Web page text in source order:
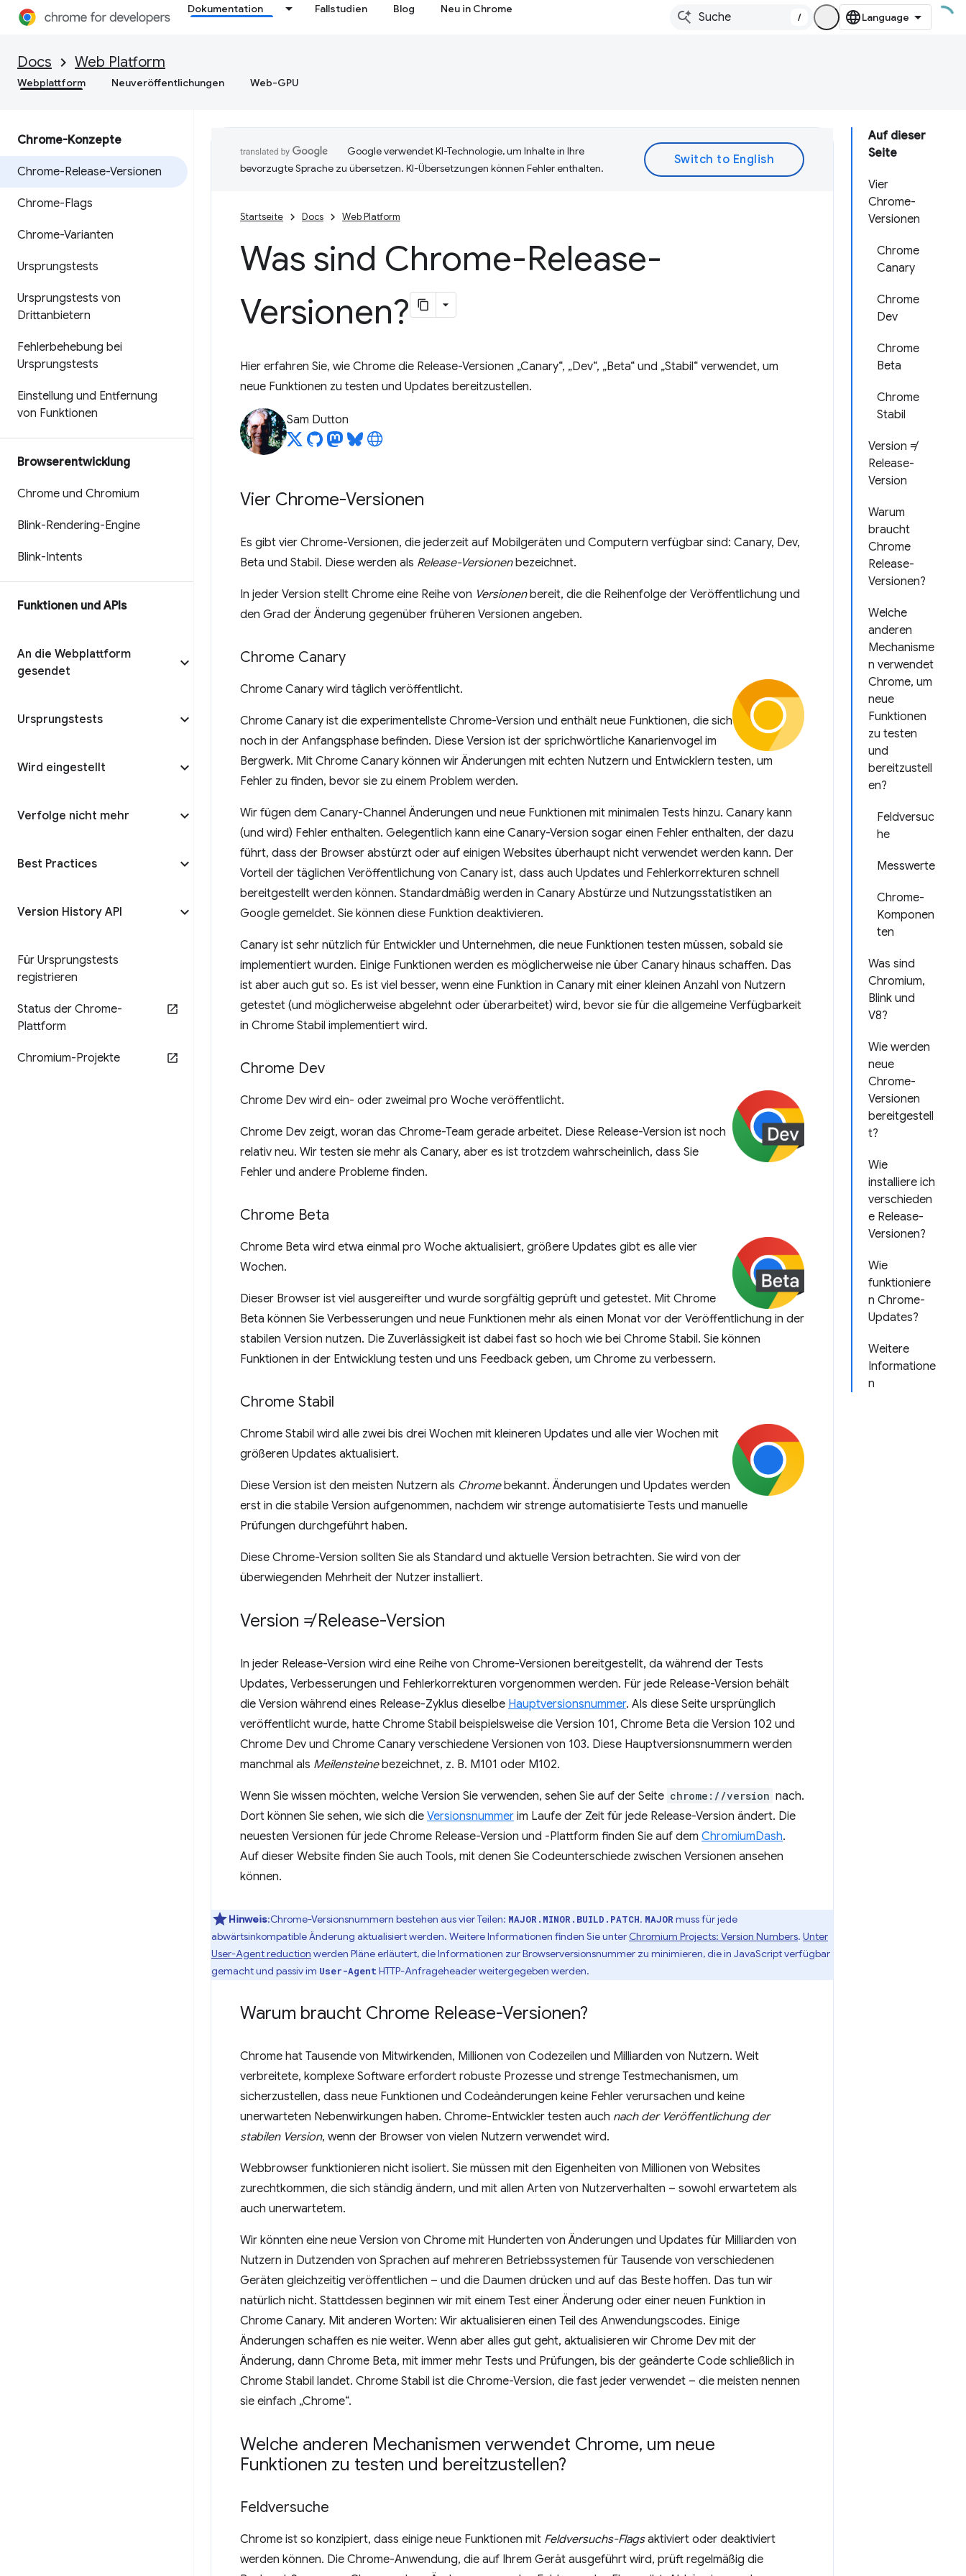
Dokumentation Fallstudien Blog Neu in Chrome
/
Docs Web Platform
Webplattform Neuveröffentlichungen Web-GPU
Chrome-Konzepte
Chrome-Release-Versionen
Chrome-Flags
Chrome-Varianten
Ursprungstests
Ursprungstests von
Drittanbietern
Fehlerbehebung bei
Ursprungstests
Einstellung und Entfernung
von Funktionen
Browserentwicklung
Chrome und Chromium
Blink-Rendering-Engine
Blink-Intents
Funktionen und APIs
An die Webplattform
gesendet
Ursprungstests
Wird eingestellt
Verfolge nicht mehr
Best Practices
Version History API
Für Ursprungstests
registrieren
Status der Chrome-
Plattform
Chromium-Projekte
Auf dieser
Seite
Vier
Chrome-
Versionen
Chrome
Canary
Chrome
Dev
Chrome
Beta
Chrome
Stabil
Version ≠
Release-
Version
Warum
braucht
Chrome
Release-
Versionen?
Welche
anderen
Mechanisme
n verwendet
Chrome, um
neue
Funktionen
zu testen
und
bereitzustell
en?
Feldversuc
he
Messwerte
Chrome-
Komponen
ten
Was sind
Chromium,
Blink und
V8?
Wie werden
neue
Chrome-
Versionen
bereitgestell
t?
Wie
installiere ich
verschieden
e Release-
Versionen?
Wie
funktioniere
n Chrome-
Updates?
Weitere
Informatione
n
Google verwendet KI-Technologie, um Inhalte in Ihre
bevorzugte Sprache zu übersetzen. KI-Übersetzungen können Fehler enthalten.
Startseite Docs Web Platform
Was sind Chrome-Release-
Versionen?
Hier erfahren Sie, wie Chrome die Release-Versionen „Canary“, „Dev“, „Beta“ und „Stabil“ verwendet, um
neue Funktionen zu testen und Updates bereitzustellen.
Sam Dutton
Vier Chrome-Versionen
Es gibt vier Chrome-Versionen, die jederzeit auf Mobilgeräten und Computern verfügbar sind: Canary, Dev,
Beta und Stabil. Diese werden als Release-Versionenbezeichnet.
In jeder Version stellt Chrome eine Reihe von Versionenbereit, die die Reihenfolge der Veröffentlichung und
den Grad der Änderung gegenüber früheren Versionen angeben.
Chrome Canary
Chrome Canary wird täglich veröffentlicht.
Chrome Canary ist die experimentellste Chrome-Version und enthält neue Funktionen, die sich
noch in der Anfangsphase befinden. Diese Version ist der sprichwörtliche Kanarienvogel im
Bergwerk. Mit Chrome Canary können wir Änderungen mit echten Nutzern und Entwicklern testen, um
Fehler zu finden, bevor sie zu einem Problem werden.
Wir fügen dem Canary-Channel Änderungen und neue Funktionen mit minimalen Tests hinzu. Canary kann
(und wird) Fehler enthalten. Gelegentlich kann eine Canary-Version sogar einen Fehler enthalten, der dazu
führt, dass der Browser abstürzt oder auf einigen Websites überhaupt nicht verwendet werden kann. Der
Vorteil der täglichen Veröffentlichung von Canary ist, dass auch Updates und Fehlerkorrekturen schnell
bereitgestellt werden können. Standardmäßig werden in Canary Abstürze und Nutzungsstatistiken an
Google gemeldet. Sie können diese Funktion deaktivieren.
Canary ist sehr nützlich für Entwickler und Unternehmen, die neue Funktionen testen müssen, sobald sie
implementiert wurden. Einige Funktionen werden es möglicherweise nie über Canary hinaus schaffen. Das
ist aber auch gut so. Es ist viel besser, wenn eine Funktion in Canary mit einer kleinen Anzahl von Nutzern
getestet (und möglicherweise abgelehnt oder überarbeitet) wird, bevor sie für die allgemeine Verfügbarkeit
in Chrome Stabil implementiert wird.
Chrome Dev
Chrome Dev wird ein- oder zweimal pro Woche veröffentlicht.
Chrome Dev zeigt, woran das Chrome-Team gerade arbeitet. Diese Release-Version ist noch
relativ neu. Wir testen sie mehr als Canary, aber es ist trotzdem wahrscheinlich, dass Sie
Fehler und andere Probleme finden.
Chrome Beta
Chrome Beta wird etwa einmal pro Woche aktualisiert, größere Updates gibt es alle vier
Wochen.
Dieser Browser ist viel ausgereifter und wurde sorgfältig geprüft und getestet. Mit Chrome
Beta können Sie Verbesserungen und neue Funktionen mehr als einen Monat vor der Veröffentlichung in der
stabilen Version nutzen. Die Zuverlässigkeit ist dabei fast so hoch wie bei Chrome Stabil. Sie können
Funktionen in der Entwicklung testen und uns Feedback geben, um Chrome zu verbessern.
Chrome Stabil
Chrome Stabil wird alle zwei bis drei Wochen mit kleineren Updates und alle vier Wochen mit
größeren Updates aktualisiert.
Diese Version ist den meisten Nutzern als Chromebekannt. Änderungen und Updates werden
erst in die stabile Version aufgenommen, nachdem wir strenge automatisierte Tests und manuelle
Prüfungen durchgeführt haben.
Diese Chrome-Version sollten Sie als Standard und aktuelle Version betrachten. Sie wird von der
überwiegenden Mehrheit der Nutzer installiert.
Version ≠ Release-Version
In jeder Release-Version wird eine Reihe von Chrome-Versionen bereitgestellt, da während der Tests
Updates, Verbesserungen und Fehlerkorrekturen vorgenommen werden. Für jede Release-Version behält
die Version während eines Release-Zyklus dieselbe Hauptversionsnummer. Als diese Seite ursprünglich
veröffentlicht wurde, hatte Chrome Stabil beispielsweise die Version 101, Chrome Beta die Version 102 und
Chrome Dev und Chrome Canary verschiedene Versionen von 103. Diese Hauptversionsnummern werden
manchmal als Meilensteinebezeichnet, z. B. M101 oder M102.
Wenn Sie wissen möchten, welche Version Sie verwenden, sehen Sie auf der Seite chrome://version nach.
Dort können Sie sehen, wie sich die Versionsnummer im Laufe der Zeit für jede Release-Version ändert. Die
neuesten Versionen für jede Chrome Release-Version und -Plattform finden Sie auf dem ChromiumDash.
Auf dieser Website finden Sie auch Tools, mit denen Sie Codeunterschiede zwischen Versionen ansehen
können.
Hinweis:Chrome-Versionsnummern bestehen aus vier Teilen: MAJOR.MINOR.BUILD.PATCH. MAJOR muss für jede
abwärtsinkompatible Änderung aktualisiert werden. Weitere Informationen finden Sie unter Chromium Projects: Version Numbers. Unter
User-Agent reduction werden Pläne erläutert, die Informationen zur Browserversionsnummer zu minimieren, die in JavaScript verfügbar
gemacht und passiv im User-Agent HTTP-Anfrageheader weitergegeben werden.
Warum braucht Chrome Release-Versionen?
Chrome hat Tausende von Mitwirkenden, Millionen von Codezeilen und Milliarden von Nutzern. Weit
verbreitete, komplexe Software erfordert robuste Prozesse und strenge Testmechanismen, um
sicherzustellen, dass neue Funktionen und Codeänderungen keine Fehler verursachen und keine
unerwarteten Nebenwirkungen haben. Chrome-Entwickler testen auch nach der Veröffentlichung der
stabilen Version, wenn der Browser von vielen Nutzern verwendet wird.
Webbrowser funktionieren nicht isoliert. Sie müssen mit den Eigenheiten von Millionen von Websites
zurechtkommen, die sich ständig ändern, und mit allen Arten von Nutzerverhalten – sowohl erwartetem als
auch unerwartetem.
Wir könnten eine neue Version von Chrome mit Hunderten von Änderungen und Updates für Milliarden von
Nutzern in Dutzenden von Sprachen auf mehreren Betriebssystemen für Tausende von verschiedenen
Geräten gleichzeitig veröffentlichen – und die Daumen drücken und auf das Beste hoffen. Das tun wir
natürlich nicht. Stattdessen beginnen wir mit einem Test einer Änderung oder einer neuen Funktion in
Chrome Canary. Mit anderen Worten: Wir aktualisieren einen Teil des Anwendungscodes. Einige
Änderungen schaffen es nie weiter. Wenn aber alles gut geht, aktualisieren wir Chrome Dev mit der
Änderung, dann Chrome Beta, mit immer mehr Tests und Prüfungen, bis der geänderte Code schließlich in
Chrome Stabil landet. Chrome Stabil ist die Chrome-Version, die fast jeder verwendet – die meisten nennen
sie einfach „Chrome“.
Welche anderen Mechanismen verwendet Chrome, um neue
Funktionen zu testen und bereitzustellen?
Feldversuche
Chrome ist so konzipiert, dass einige neue Funktionen mit Feldversuchs-Flagsaktiviert oder deaktiviert
werden können. Die Chrome-Anwendung, die auf Ihrem Gerät ausgeführt wird, prüft regelmäßig die